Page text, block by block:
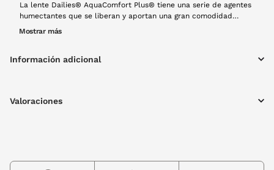
La lente Dailies® AquaComfort Plus® tiene una serie de agentes
humectantes que se liberan y aportan una gran comodidad
refrescante durante el parpadeo, mejoran la estabilidad de la
caja contiene 30 unidades. Al ser de un solo uso no se necesitan
Mostrar más
Información adicional
Valoraciones